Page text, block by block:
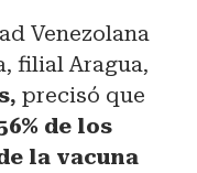
Venezolana
filial Aragua,
precisó que
de los
la vacuna